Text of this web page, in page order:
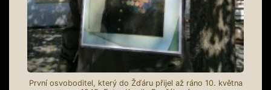
První osvoboditel, který do Žďáru přijel až ráno 10. května